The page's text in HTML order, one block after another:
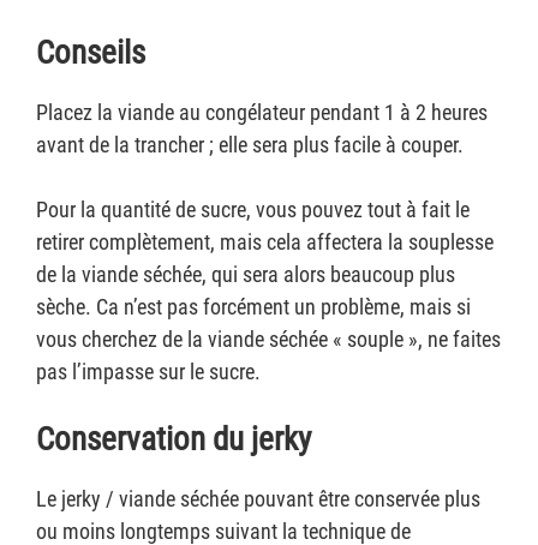
Conseils
Placez la viande au congélateur pendant 1 à 2 heures
avant de la trancher ; elle sera plus facile à couper.
Pour la quantité de sucre, vous pouvez tout à fait le
retirer complètement, mais cela affectera la souplesse
de la viande séchée, qui sera alors beaucoup plus
sèche. Ca n’est pas forcément un problème, mais si
vous cherchez de la viande séchée « souple », ne faites
pas l’impasse sur le sucre.
Conservation du jerky
Le jerky / viande séchée pouvant être conservée plus
ou moins longtemps suivant la technique de